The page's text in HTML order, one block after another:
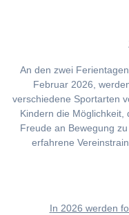
An den zwei
Februar 2026,
verschiedene Sportarten
Kindern die Möglichkeit,
Freude an Bewegung
erfahrene
In 2026 werden